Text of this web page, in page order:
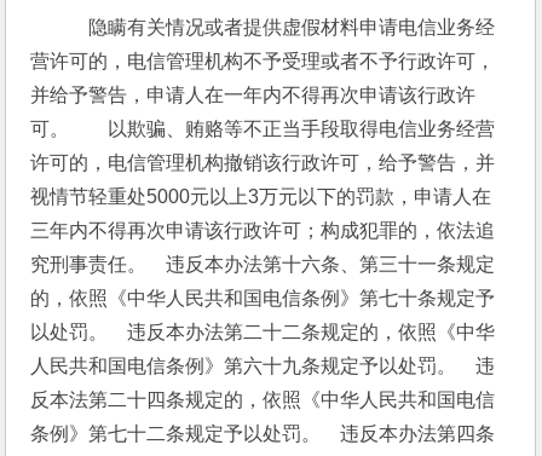
隐瞒有关情况或者提供虚假材料申请电信业务经
营许可的，电信管理机构不予受理或者不予行政许可，
并给予警告，申请人在一年内不得再次申请该行政许
可。　　以欺骗、贿赂等不正当手段取得电信业务经营
许可的，电信管理机构撤销该行政许可，给予警告，并
视情节轻重处5000元以上3万元以下的罚款，申请人在
三年内不得再次申请该行政许可；构成犯罪的，依法追
究刑事责任。　违反本办法第十六条、第三十一条规定
的，依照《中华人民共和国电信条例》第七十条规定予
以处罚。　违反本办法第二十二条规定的，依照《中华
人民共和国电信条例》第六十九条规定予以处罚。　违
反本法第二十四条规定的，依照《中华人民共和国电信
条例》第七十二条规定予以处罚。　违反本办法第四条